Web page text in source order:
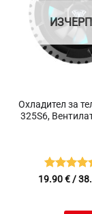
Охладител за
325S6,
Оценено
19.90€/